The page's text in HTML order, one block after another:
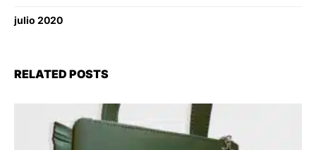
julio 2020
RELATED POSTS